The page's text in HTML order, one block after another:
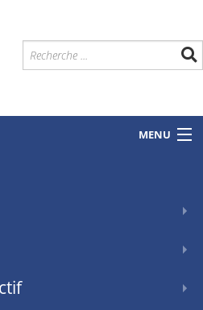
MENU